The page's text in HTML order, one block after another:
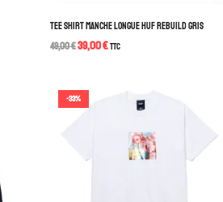
TEE SHIRT MANCHE LONGUE HUF REBUILD GRIS
49,00€39,00€TTC
-33%